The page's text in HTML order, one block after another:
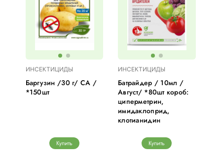
ИНСЕКТИЦИДЫ
Баргузин /30 г/ СА /
*150шт
Купить
ИНСЕКТИЦИДЫ
Батрайдер / 10мл /
Август/ *80шт короб:
циперметрин,
имидаклоприд,
клотианидин
Купить